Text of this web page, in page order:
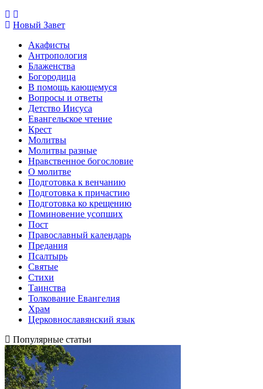
Новый Завет
Акафисты
Антропология
Блаженства
Богородица
В помощь кающемуся
Вопросы и ответы
Детство Иисуса
Евангельское чтение
Крест
Молитвы
Молитвы разные
Нравственное богословие
О молитве
Подготовка к венчанию
Подготовка к причастию
Подготовка ко крещению
Поминовение усопших
Пост
Православный календарь
Предания
Псалтырь
Святые
Стихи
Таинства
Толкование Евангелия
Храм
Церковнославянский язык
Популярные статьи